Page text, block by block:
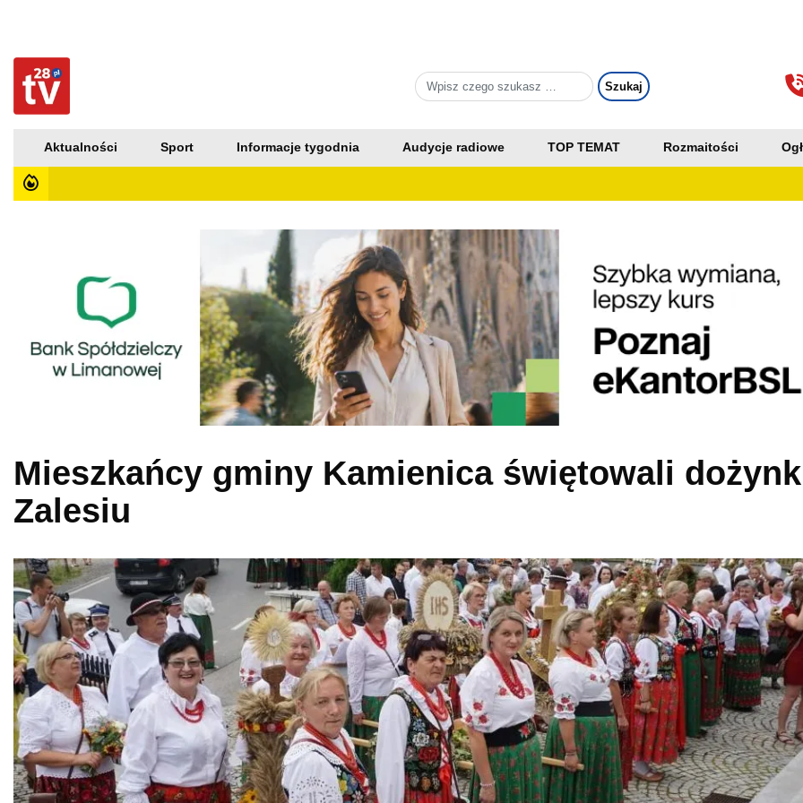
Aktualności Sport Informacje tygodnia Audycje radiowe TOP TEMAT Rozmaitości
Mieszkańcy gminy Kamienica świętowali
Zalesiu